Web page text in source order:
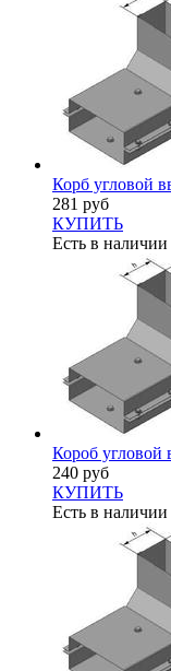
Корб угловой
281 руб
КУПИТЬ
Есть в наличии
Короб
240 руб
КУПИТЬ
Есть в наличии